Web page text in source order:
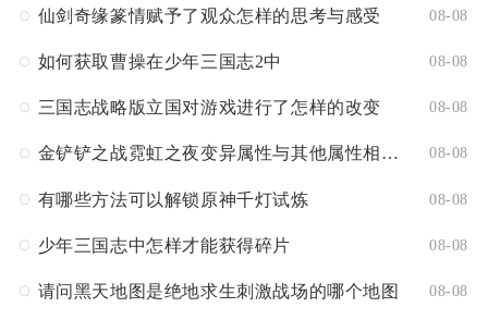
仙剑奇缘篆情赋予了观众怎样的思考与感受 08-08
如何获取曹操在少年三国志2中 08-08
三国志战略版立国对游戏进行了怎样的改变 08-08
金铲铲之战霓虹之夜变异属性与其他属性相比是否更强大 08-08
有哪些方法可以解锁原神千灯试炼 08-08
少年三国志中怎样才能获得碎片 08-08
请问黑天地图是绝地求生刺激战场的哪个地图 08-08